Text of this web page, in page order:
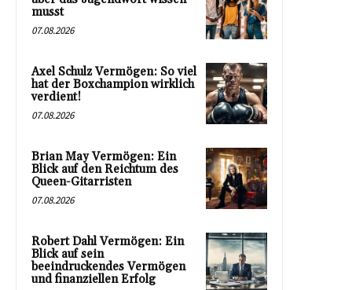
musst
07.08.2026
Axel Schulz Vermögen: So viel
hat der Boxchampion wirklich
verdient!
07.08.2026
Brian May Vermögen: Ein
Blick auf den Reichtum des
Queen-Gitarristen
07.08.2026
Robert Dahl Vermögen: Ein
Blick auf sein
beeindruckendes Vermögen
und finanziellen Erfolg